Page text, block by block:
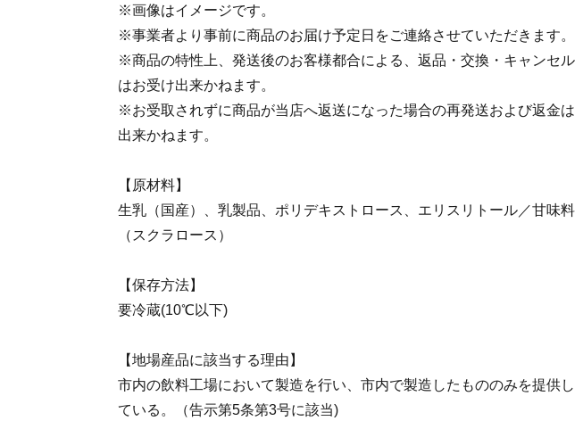
※画像はイメージです。
※事業者より事前に商品のお届け予定日をご連絡させていただきます。
※商品の特性上、発送後のお客様都合による、返品・交換・キャンセル
はお受け出来かねます。
※お受取されずに商品が当店へ返送になった場合の再発送および返金は
出来かねます。
【原材料】
生乳（国産）、乳製品、ポリデキストロース、エリスリトール／甘味料
（スクラロース）
【保存方法】
要冷蔵(10℃以下)
【地場産品に該当する理由】
市内の飲料工場において製造を行い、市内で製造したもののみを提供し
ている。（告示第5条第3号に該当)